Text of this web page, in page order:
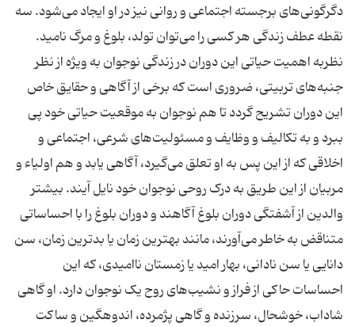
دگرگونی‌های برجسته اجتماعی و روانی نیز در او ایجاد می‌شود. سه
نقطه عطف زندگی هر کسی را می‌توان تولد، بلوغ و مرگ نامید.
نظربه اهمیت حیاتی این دوران در زندگی نوجوان به ویژه از نظر
جنبه‌های تربیتی، ضروری است که برخی از آگاهی و حقایق خاص
این دوران تشریح گردد تا هم نوجوان به موقعیت حیاتی خود پی
ببرد و به تکالیف و وظایف و مسئولیت‌های شرعی، اجتماعی و
اخلاقی که از این پس به او تعلق می‌گیرد، آگاهی یابد و هم اولیاء و
مربیان از این طریق به درک روحی نوجوان خود نایل آیند. بیشتر
والدین از آشفتگی دوران بلوغ آگاهند و دوران بلوغ را با احساساتی
متناقض به خاطر می‌آورند، مانند بهترین زمان یا بدترین زمان، سن
دانایی یا سن نادانی، بهار امید یا زمستان ناامیدی، که این
احساسات حاکی از فراز و نشیب‌های روح یک نوجوان دارد. او گاهی
شاداب، خوشحال، سرزنده و گاهی پژمرده، اندوهگین و ساکت